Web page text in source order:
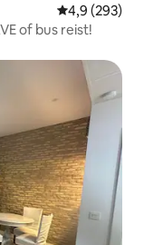
Gemiddelde
4,9 (293)
of bus reist!